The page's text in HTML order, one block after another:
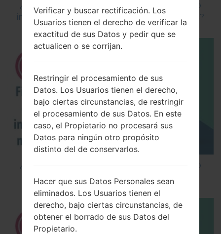
¿Cómo instalar Firmware Oficial en el teléfono
inteligente de LG mediante LG Flash Tool 2014?
¿Cómo instalar Firmware Oficial en el teléfono
inteligente de LG mediante LG UP?
Verificar y buscar rectificación. Los
Usuarios tienen el derecho de verificar la
exactitud de sus Datos y pedir que se
actualicen o se corrijan.
Restringir el procesamiento de sus
Datos. Los Usuarios tienen el derecho,
bajo ciertas circunstancias, de restringir
el procesamiento de sus Datos. En este
caso, el Propietario no procesará sus
Datos para ningún otro propósito
distinto del de conservarlos.
Hacer que sus Datos Personales sean
eliminados. Los Usuarios tienen el
derecho, bajo ciertas circunstancias, de
obtener el borrado de sus Datos del
Propietario.